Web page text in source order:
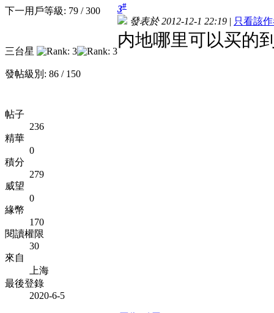
下一用戶等級: 79 / 300
三台星
發帖級別: 86 / 150
帖子
236
精華
0
積分
279
威望
0
緣幣
170
閱讀權限
30
來自
上海
最後登錄
2020-6-5
3#
發表於 2012-12-1 22:19 | 只看該
内地哪里可以买的